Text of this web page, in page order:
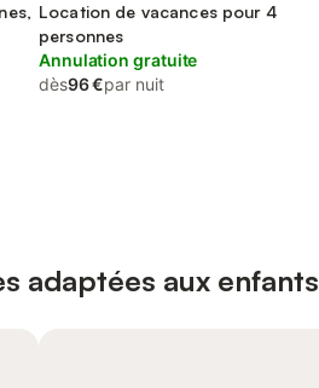
Location de vacances pour 4
personnes
Annulation gratuite
dès96 €par nuit
adaptées aux enfants